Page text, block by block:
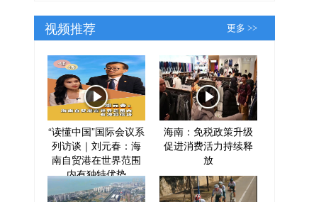
视频推荐 更多 >>
“读懂中国”国际会议系
列访谈｜刘元春：海
南自贸港在世界范围
内有独特优势
海南：免税政策升级
促进消费活力持续释
放